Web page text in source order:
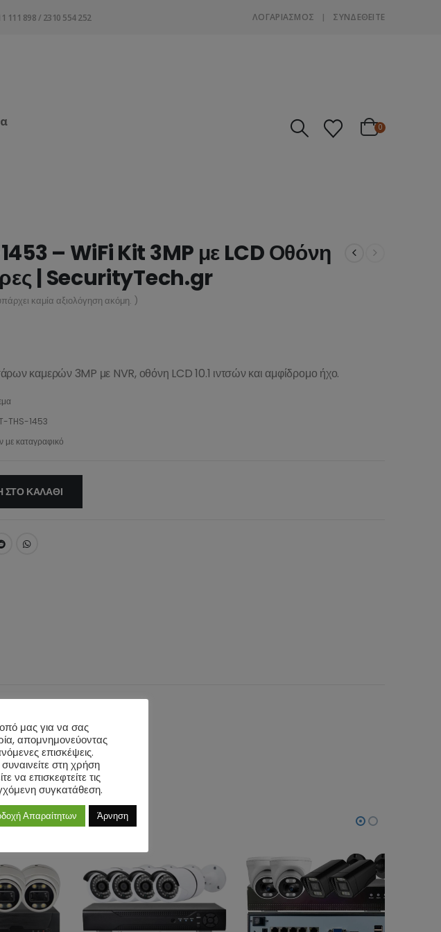
111 898 / 2310 554 252 ΛΟΓΑΡΙΑΣΜΌΣ ΣΎΝΔΕΘΕΊΤΕ
0
– WiFi Kit 3MP με LCD Οθόνη
| SecurityTech.gr
καμία αξιολόγηση ακόμη. )
καμερών 3MP με NVR, οθόνη LCD 10.1 ιντσών και αμφίδρομο ήχο.
THS-1453
με καταγραφικό
ΣΤΟ ΚΑΛΆΘΙ
μας για να σας
απομνημονεύοντας
επισκέψεις.
στη χρήση
επισκεφτείτε τις
συγκατάθεση.
Απαραίτητων Άρνηση